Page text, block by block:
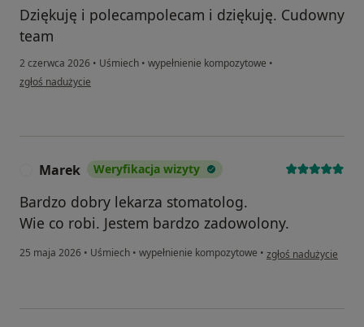
Dziękuję i polecampolecam i dziękuję. Cudowny
team
2 czerwca 2026 • Uśmiech • wypełnienie kompozytowe •
w opinii użytkownika Jola
zgłoś nadużycie
Marek Weryfikacja wizyty
Bardzo dobry lekarza stomatolog.
Wie co robi. Jestem bardzo zadowolony.
25 maja 2026 • Uśmiech • wypełnienie kompozytowe • w opinii użytkownika
zgłoś nadużycie